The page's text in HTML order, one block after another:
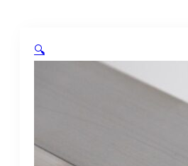
🔍